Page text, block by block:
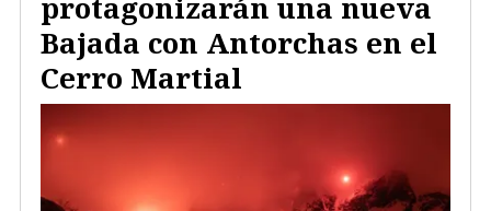
Bajada con Antorchas en el
Cerro Martial